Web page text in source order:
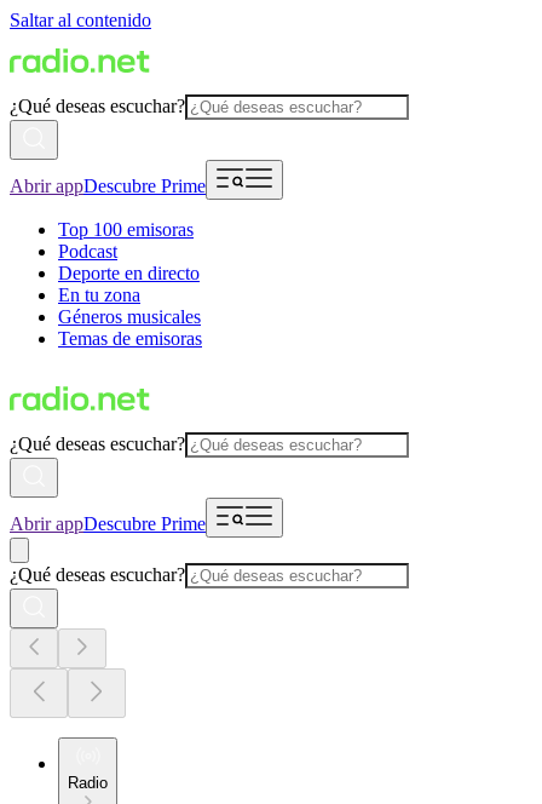
Saltar al contenido
¿Qué deseas escuchar?
Abrir appDescubre Prime
Top 100 emisoras
Podcast
Deporte en directo
En tu zona
Géneros musicales
Temas de emisoras
¿Qué deseas escuchar?
Abrir appDescubre Prime
¿Qué deseas escuchar?
Radio